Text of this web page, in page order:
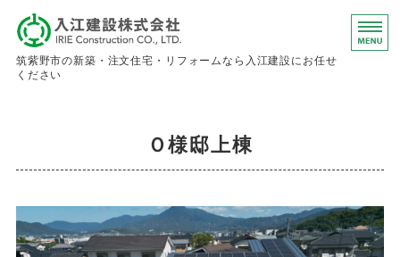
入江建設株
筑紫野市の新築・注文住宅・リフォームなら入江建設にお任せ
ください
お問い合わせ
Ｏ様邸上棟